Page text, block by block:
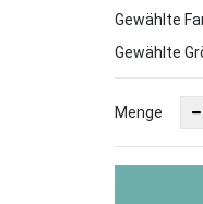
Gewählte
Gewählte
Menge